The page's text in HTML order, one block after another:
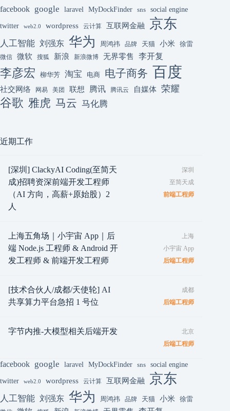
facebook google laravel MyDockFinder sns social engine
twitter web2.0 wordpress 云计算 互联网金融 京东
人工智能 刘强东 华为 周鸿祎 品牌 天猫 小米 徐雷
微信 微软 搜狐 新浪 新浪微博 无界零售 李开复
李彦宏 柳华芳 淘宝 电商 电子商务 百度
社交网络 网易 美团 联想 腾讯 腾讯云 自媒体 荣耀
谷歌 雅虎 马云 马化腾
近期工作
[深圳] ClackyAI Coding(至简天
成)招聘资深前端开发工程师
（AI 方向，高薪+原始股）2
人
深圳
至简天成
前端工程师
上海五角场｜小宇宙 App｜后
端 Node.js 工程师 & Android 开
发工程师 & 前端开发工程师
上海
小宇宙 App
后端工程师
[技术合伙人/成都/天使轮] AI
共享算力平台急招 1 号位
成都
后端工程师
字节内推-大模型相关后端开发
北京
后端工程师
facebook google laravel MyDockFinder sns social engine
twitter web2.0 wordpress 云计算 互联网金融 京东
人工智能 刘强东 华为 周鸿祎 品牌 天猫 小米 徐雷